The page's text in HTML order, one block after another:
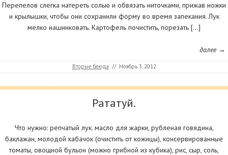
Перепелов слегка натереть солью и обвязать ниточками, прижав ножки
и крылышки, чтобы они сохранили форму во время запекания. Лук
мелко нашинковать. Картофель почистить, порезать […]
далее →
Вторые блюда // Ноябрь 3, 2012
Рататуй.
Что нужно: репчатый лук. масло для жарки, рубленая говядина,
баклажан, молодой кабачок (очистить от кожицы), консервированные
томаты, овощной бульон (можно грибной из кубика), рис, сыр, соль,